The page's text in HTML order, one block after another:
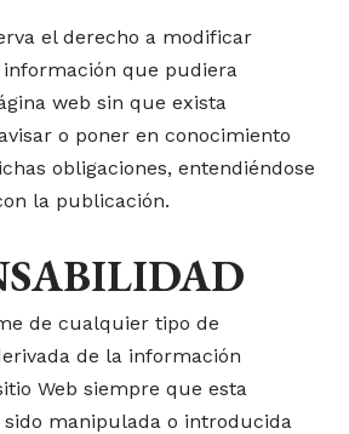
el derecho a modificar
que pudiera
web sin que exista
o poner en conocimiento
obligaciones, entendiéndose
la publicación.
de cualquier tipo de
de la información
Web siempre que esta
manipulada o introducida